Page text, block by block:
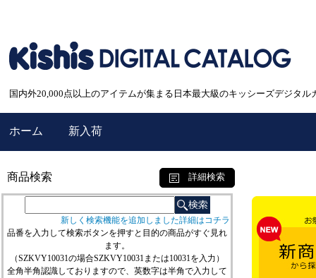
国内外20,000点以上のアイテムが集まる日本最大級のキッシーズデジタル
ホーム 新入荷
商品検索 詳細検索
新しく検索機能を追加しました詳細はコチラ
品番を入力して検索ボタンを押すと目的の商品がすぐ見れ
ます。
（SZKVY10031の場合SZKVY10031または10031を入力）
全角半角認識しておりますので、英数字は半角で入力して